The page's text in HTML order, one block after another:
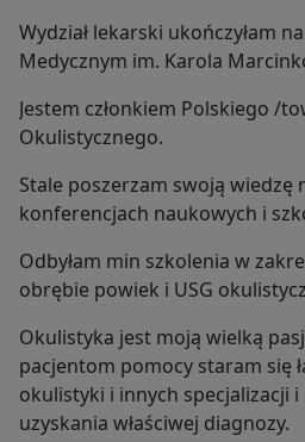
Wydział lekarski ukończyłam
Medycznym im. Karola
Jestem członkiem Polskiego /
Okulistycznego.
Stale poszerzam swoją wiedzę
konferencjach naukowych i
Odbyłam min szkolenia w
obrębie powiek i USG
Okulistyka jest moją wielką
pacjentom pomocy staram się
okulistyki i innych specjalizacji
uzyskania właściwej diagnozy.